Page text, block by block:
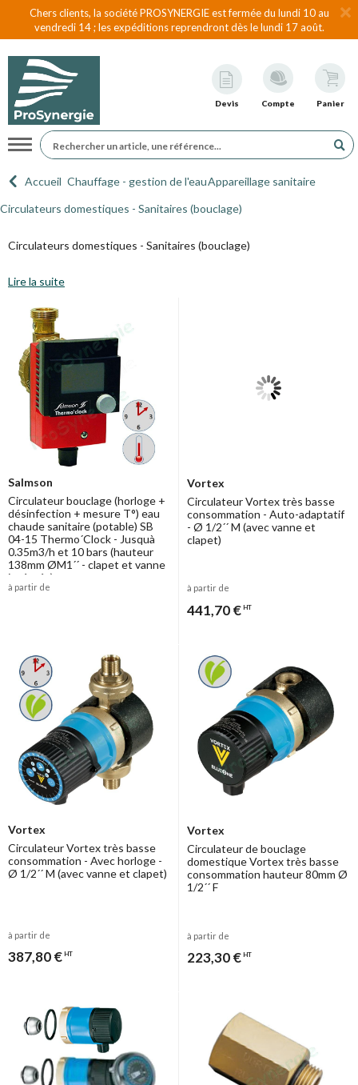
Chers clients, la société PROSYNERGIE est fermée du lundi 10 au
vendredi 14 ; les expéditions reprendront dès le lundi 17 août.
Devis Compte Panier
Navigation
Accueil Chauffage - gestion de l'eauAppareillage sanitaire
Circulateurs domestiques - Sanitaires (bouclage)
Circulateurs domestiques - Sanitaires (bouclage)
Lire la suite
Salmson
Circulateur bouclage (horloge +
désinfection + mesure T°) eau
chaude sanitaire (potable) SB
04-15 Thermo´Clock - Jusquà
0.35m3/h et 10 bars (hauteur
138mm ØM1´´ - clapet et vanne
intégrés)
à partir de
Vortex
Circulateur Vortex très basse
consommation - Auto-adaptatif
- Ø 1/2´´ M (avec vanne et
clapet)
à partir de
441,70 € HT
Vortex
Circulateur Vortex très basse
consommation - Avec horloge -
Ø 1/2´´ M (avec vanne et clapet)
à partir de
387,80 € HT
Vortex
Circulateur de bouclage
domestique Vortex très basse
consommation hauteur 80mm Ø
1/2´´ F
à partir de
223,30 € HT